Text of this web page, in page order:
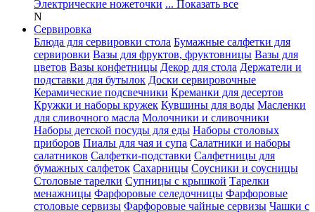
Электрические ножеточки ... Показать все
N
Сервировка
Блюда для сервировки стола Бумажные салфетки для
сервировки Вазы для фруктов, фруктовницы Вазы для
цветов Вазы конфетницы Декор для стола Держатели и
подставки для бутылок Доски сервировочные
Керамические подсвечники Креманки для десертов
Кружки и наборы кружек Кувшины для воды Масленки
для сливочного масла Молочники и сливочники
Наборы детской посуды для еды Наборы столовых
приборов Пиалы для чая и супа Салатники и наборы
салатников Салфетки-подставки Салфетницы для
бумажных салфеток Сахарницы Соусники и соусницы
Столовые тарелки Супницы с крышкой Тарелки
менажницы Фарфоровые селедочницы Фарфоровые
столовые сервизы Фарфоровые чайные сервизы Чашки с